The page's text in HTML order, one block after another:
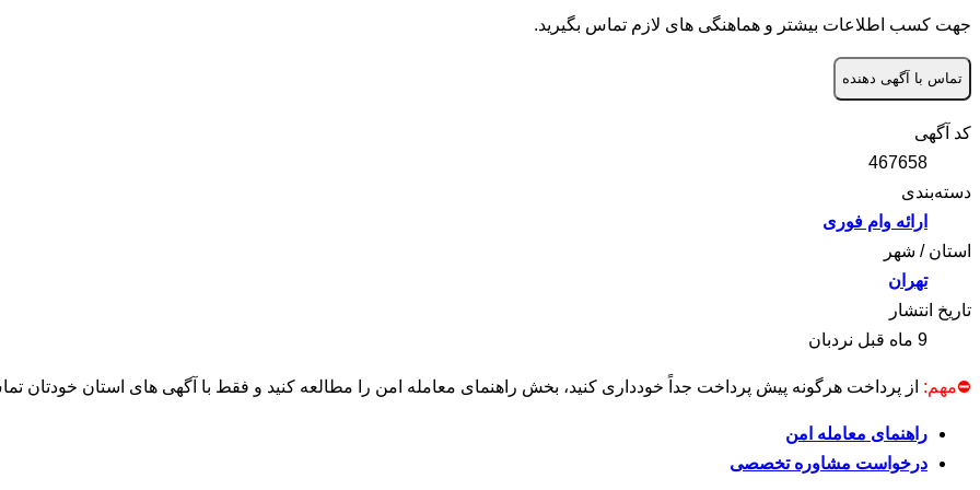
جهت کسب اطلاعات بیشتر و هماهنگی های لازم تماس بگیرید.
تماس با آگهی دهنده
کد آگهی
467658
دسته‌بندی
ارائه وام فوری
استان / شهر
تهران
تاریخ انتشار
9 ماه قبل
نردبان
⛔مهم: از پرداخت هرگونه پیش پرداخت جداً خودداری کنید، بخش راهنمای معامله امن را مطالعه کنید و فقط با آگهی های استان خودتان
راهنمای معامله امن
درخواست مشاوره تخصصی